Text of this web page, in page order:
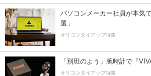
パソコンメーカー社員が本気
選」
オリコンタイアップ特集
「別班のよう」腕時計で『
オリコンタイアップ特集